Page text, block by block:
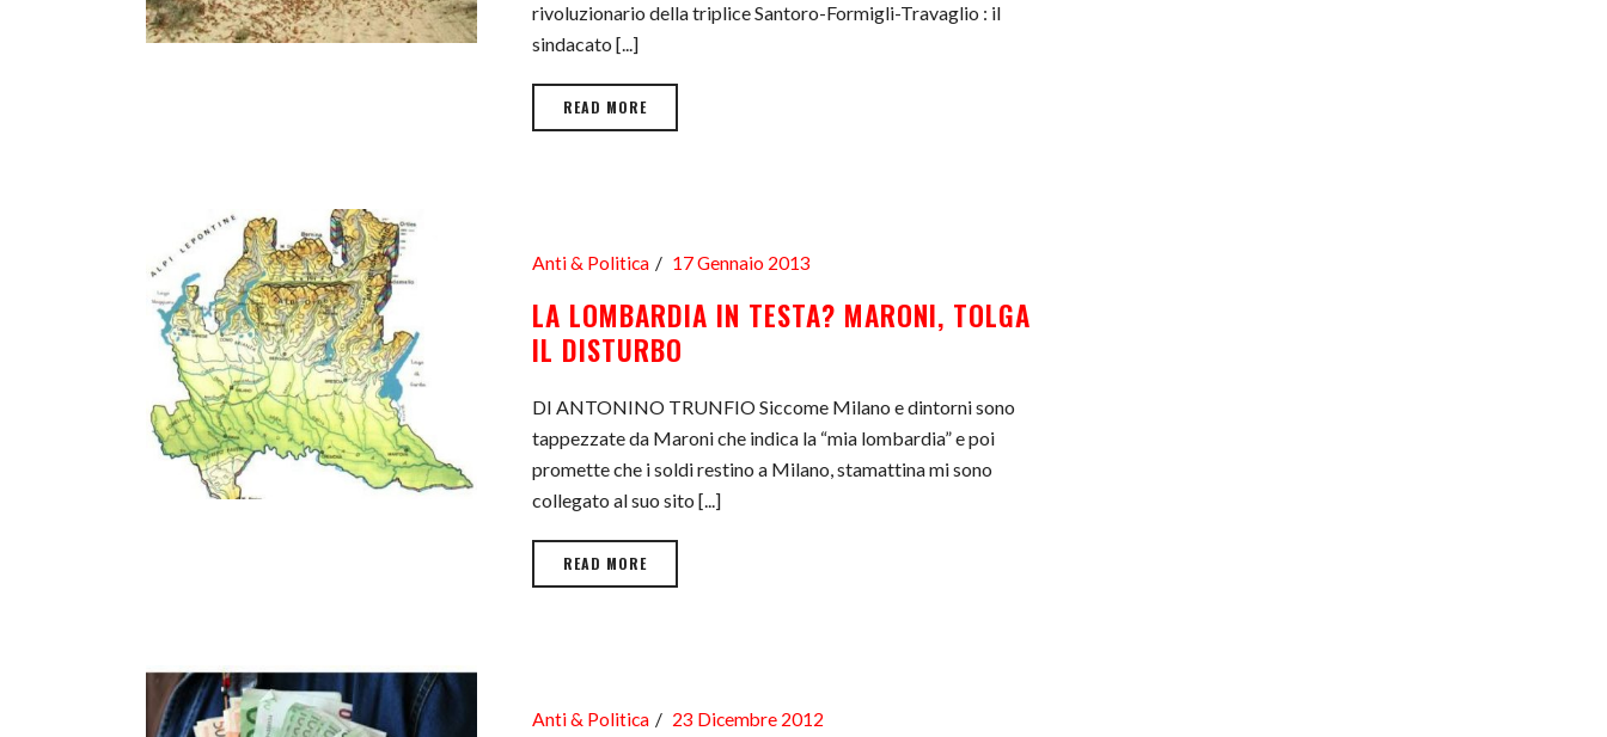
rivoluzionario della triplice Santoro-Formigli-Travaglio : il
sindacato [...]
READ MORE
Anti & Politica 17 Gennaio 2013
LA LOMBARDIA IN TESTA? MARONI, TOLGA
IL DISTURBO
DI ANTONINO TRUNFIO Siccome Milano e dintorni sono
tappezzate da Maroni che indica la “mia lombardia” e poi
promette che i soldi restino a Milano, stamattina mi sono
collegato al suo sito [...]
READ MORE
Anti & Politica 23 Dicembre 2012